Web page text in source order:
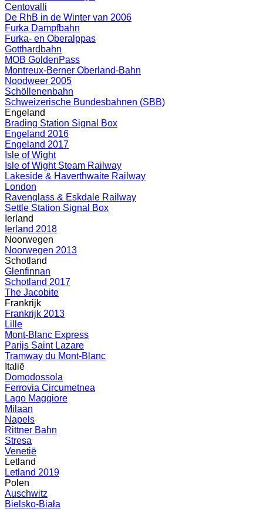
Centovalli
De RhB in de Winter van 2006
Furka Dampfbahn
Furka- en Oberalppas
Gotthardbahn
MOB GoldenPass
Montreux-Berner Oberland-Bahn
Noodweer 2005
Schöllenenbahn
Schweizerische Bundesbahnen (SBB)
Engeland
Brading Station Signal Box
Engeland 2016
Engeland 2017
Isle of Wight
Isle of Wight Steam Railway
Lakeside & Haverthwaite Railway
London
Ravenglass & Eskdale Railway
Settle Station Signal Box
Ierland
Ierland 2018
Noorwegen
Noorwegen 2013
Schotland
Glenfinnan
Schotland 2017
The Jacobite
Frankrijk
Frankrijk 2013
Lille
Mont-Blanc Express
Parijs Saint Lazare
Tramway du Mont-Blanc
Italië
Domodossola
Ferrovia Circumetnea
Lago Maggiore
Milaan
Napels
Rittner Bahn
Stresa
Venetië
Letland
Letland 2019
Polen
Auschwitz
Bielsko-Biała